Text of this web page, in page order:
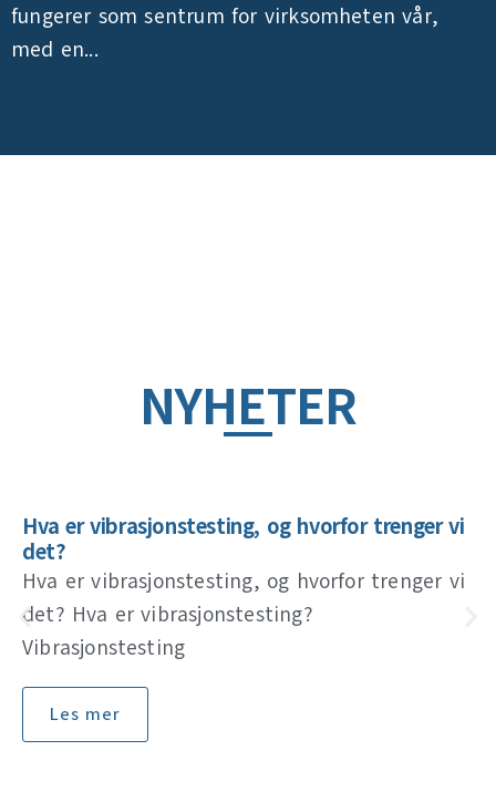
fungerer som sentrum for virksomheten vår,
med en...
NYHETER
Hva er vibrasjonstesting, og hvorfor trenger vi
det?
Hva er vibrasjonstesting, og hvorfor trenger vi
det? Hva er vibrasjonstesting?
Vibrasjonstesting
Les mer